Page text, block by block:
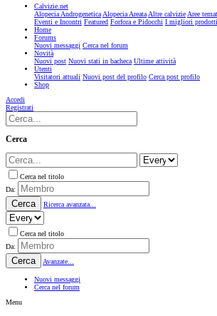
Calvizie.net
Alopecia AndrogeneticaAlopecia AreataAltre calvizieAree
Eventi e Incontri Featured Forfora e Pidocchi I migliori
Home
Forums
Nuovi messaggi Cerca nel forum
Novità
Nuovi post Nuovi stati in bacheca Ultime attività
Utenti
Visitatori attuali Nuovi post del profilo Cerca post profilo
Shop
Accedi
Registrati
Cerca
Cerca nel titolo
Da:
Cerca Ricerca avanzata...
Cerca nel titolo
Da:
Cerca Avanzate...
Nuovi messaggi
Cerca nel forum
Menu